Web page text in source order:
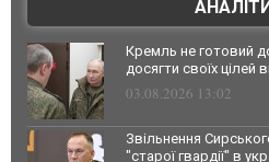
Кремль не готовий
досягти своїх цілей
03.08.2026 13:02
Звільнення
"старої гвардії" в